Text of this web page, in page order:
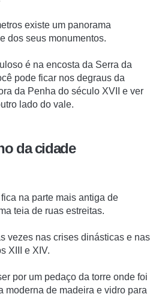
existe um panorama
dos seus monumentos.
é na encosta da Serra da
pode ficar nos degraus da
da Penha do século XVII e ver
lado do vale.
da cidade
na parte mais antiga de
teia de ruas estreitas.
vezes nas crises dinásticas e nas
XIII e XIV.
por um pedaço da torre onde foi
moderna de madeira e vidro para